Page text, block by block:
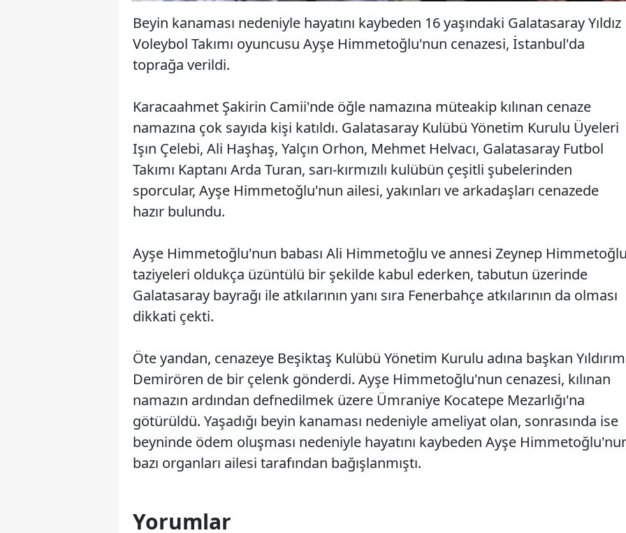
Beyin kanaması nedeniyle hayatını kaybeden 16 yaşındaki Galatasaray Yıldız
Voleybol Takımı oyuncusu Ayşe Himmetoğlu'nun cenazesi, İstanbul'da
toprağa verildi.
Karacaahmet Şakirin Camii'nde öğle namazına müteakip kılınan cenaze
namazına çok sayıda kişi katıldı. Galatasaray Kulübü Yönetim Kurulu Üyeleri
Işın Çelebi, Ali Haşhaş, Yalçın Orhon, Mehmet Helvacı, Galatasaray Futbol
Takımı Kaptanı Arda Turan, sarı-kırmızılı kulübün çeşitli şubelerinden
sporcular, Ayşe Himmetoğlu'nun ailesi, yakınları ve arkadaşları cenazede
hazır bulundu.
Ayşe Himmetoğlu'nun babası Ali Himmetoğlu ve annesi Zeynep
taziyeleri oldukça üzüntülü bir şekilde kabul ederken, tabutun üzerinde
Galatasaray bayrağı ile atkılarının yanı sıra Fenerbahçe atkılarının da olması
dikkati çekti.
Öte yandan, cenazeye Beşiktaş Kulübü Yönetim Kurulu adına başkan Yıldırım
Demirören de bir çelenk gönderdi. Ayşe Himmetoğlu'nun cenazesi, kılınan
namazın ardından defnedilmek üzere Ümraniye Kocatepe Mezarlığı'na
götürüldü. Yaşadığı beyin kanaması nedeniyle ameliyat olan, sonrasında ise
beyninde ödem oluşması nedeniyle hayatını kaybeden Ayşe
bazı organları ailesi tarafından bağışlanmıştı.
Yorumlar